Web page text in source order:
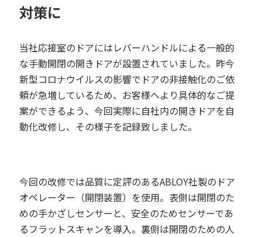
対策に
当社応接室のドアにはレバーハンドルによる一般的
な手動開閉の開きドアが設置されていました。昨今
新型コロナウイルスの影響でドアの非接触化のご依
頼が急増しているため、お客様へより具体的なご提
案ができるよう、今回実際に自社内の開きドアを自
動化改修し、その様子を記録致しました。
今回の改修では品質に定評のあるABLOY社製のドア
オペレーター（開閉装置）を使用。表側は開閉のた
めの手かざしセンサーと、安全のためセンサーであ
るフラットスキャンを導入。裏側は開閉のための人